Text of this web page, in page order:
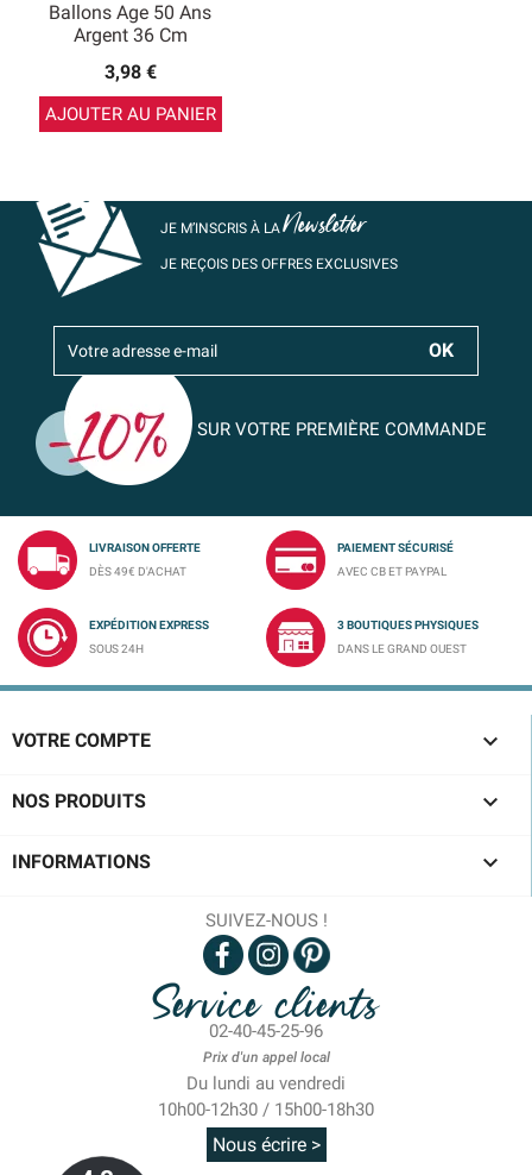
Ballons Age 50 Ans
Argent 36 Cm
3,98 €
AJOUTER AU PANIER
JE M’INSCRIS À LANewsletter
JE REÇOIS DES OFFRES EXCLUSIVES
SUR VOTRE PREMIÈRE COMMANDE
LIVRAISON OFFERTE
DÈS 49€ D'ACHAT
PAIEMENT SÉCURISÉ
AVEC CB ET PAYPAL
EXPÉDITION EXPRESS
SOUS 24H
3 BOUTIQUES PHYSIQUES
DANS LE GRAND OUEST
VOTRE COMPTE 
NOS PRODUITS 
INFORMATIONS 
SUIVEZ-NOUS !
Service clients
02-40-45-25-96
Prix d'un appel local
Du lundi au vendredi
10h00-12h30 / 15h00-18h30
Nous écrire >